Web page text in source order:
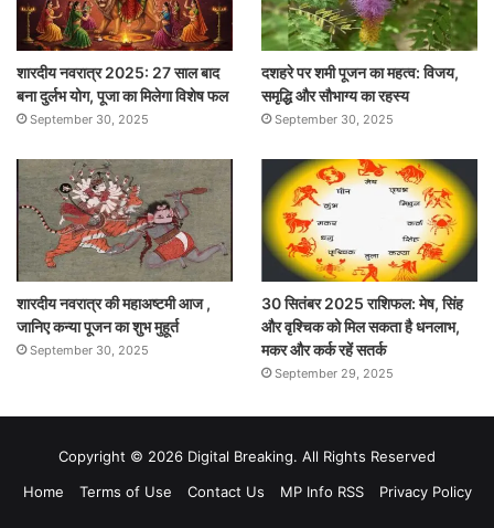
शारदीय नवरात्र 2025: 27 साल बाद
बना दुर्लभ योग, पूजा का मिलेगा विशेष फल
September 30, 2025
दशहरे पर शमी पूजन का महत्व: विजय,
समृद्धि और सौभाग्य का रहस्य
September 30, 2025
शारदीय नवरात्र की महाअष्टमी आज ,
जानिए कन्या पूजन का शुभ मुहूर्त
September 30, 2025
30 सितंबर 2025 राशिफल: मेष, सिंह
और वृश्चिक को मिल सकता है धनलाभ,
मकर और कर्क रहें सतर्क
September 29, 2025
Copyright © 2026 Digital Breaking. All Rights Reserved
Home
Terms of Use Contact Us MP Info RSS Privacy Policy